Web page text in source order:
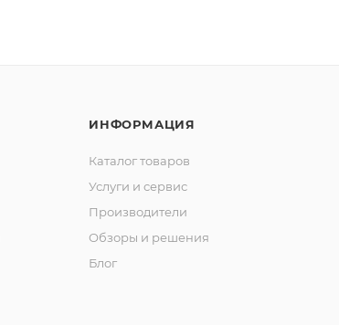
ИНФОРМАЦИЯ
Каталог товаров
Услуги и сервис
Производители
Обзоры и решения
Блог